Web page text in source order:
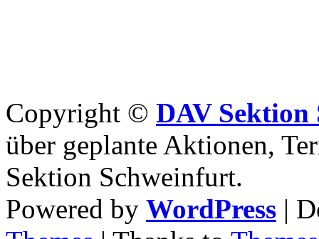
Copyright © DAV
über geplante Aktionen,
Sektion Schweinfurt.
Powered by WordPress |